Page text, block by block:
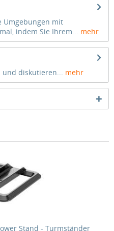
Umgebungen mit
indem Sie Ihrem... mehr
und diskutieren... mehr
Stand - Turmständer